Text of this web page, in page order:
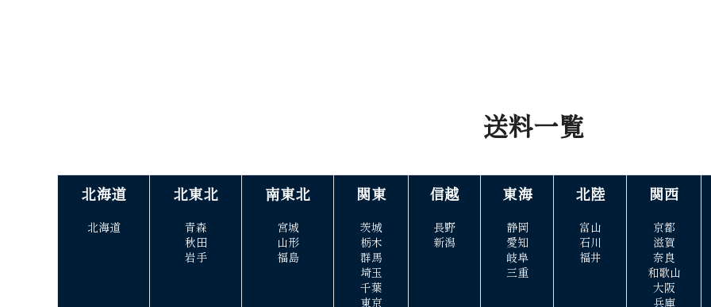
送 料 一 覧
北 海 道
北 海 道
北 東 北
青森
秋田
岩手
南 東 北
宮城
山形
福島
関 東
茨城
栃木
群馬
埼玉
千葉
東京
信 越
長野
新潟
東 海
静岡
愛知
岐阜
三重
北 陸
富山
石川
福井
関 西
京都
滋賀
奈良
和歌山
大阪
兵庫